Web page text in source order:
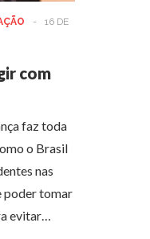
-
16 DE
com
faz toda
o Brasil
nas
poder tomar
evitar…